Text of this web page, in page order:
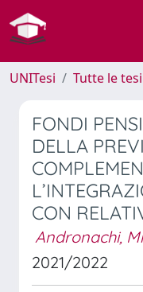
UNITesi Tutte le tesi
FONDI
DELLA
CON
Andronachi,
2021/2022